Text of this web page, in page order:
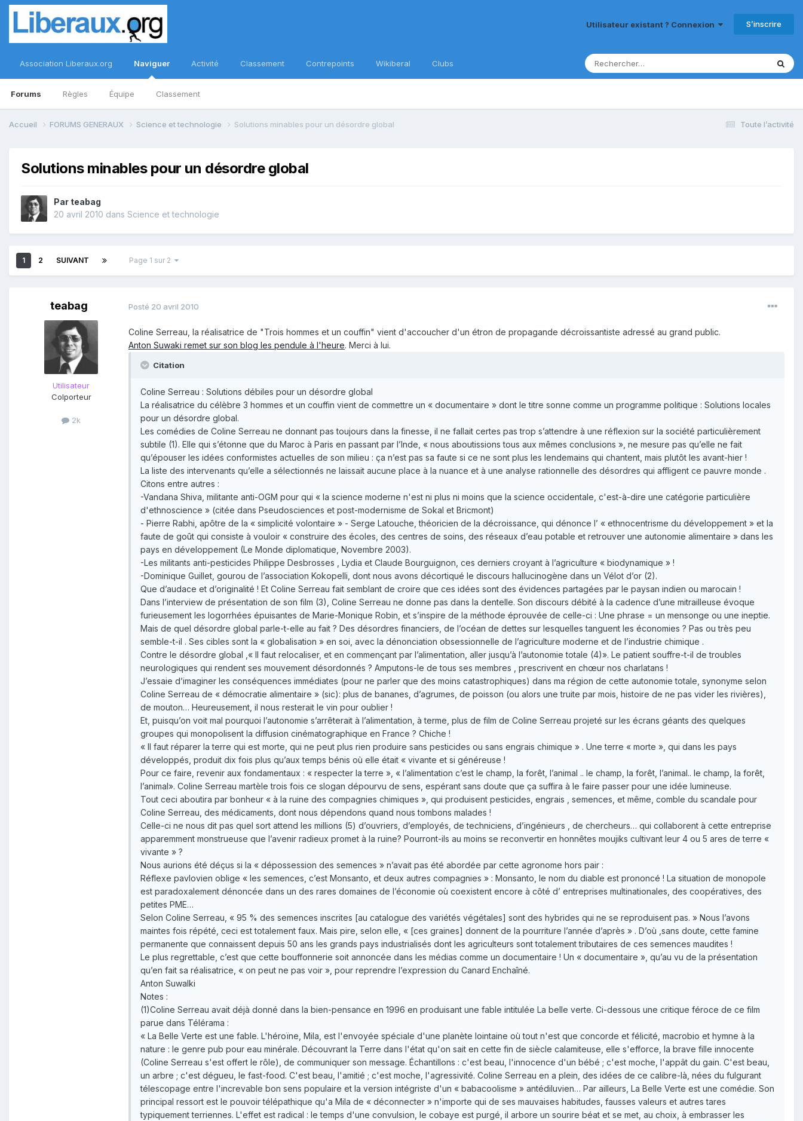
Utilisateur existant ? Connexion S’inscrire
Association Liberaux.org Naviguer
Forums Règles Équipe Classement
Activité Classement Contrepoints Wikiberal Clubs
Toute l’activité
Accueil FORUMS GENERAUX Science et technologie Solutions minables pour un désordre global
Solutions minables pour un désordre global
Par teabag
20 avril 2010 dans Science et technologie
1 2 SUIVANT Page 1 sur 2
teabag
Utilisateur
Colporteur
2k
Posté 20 avril 2010
Coline Serreau, la réalisatrice de "Trois hommes et un couffin" vient d'accoucher d'un étron de propagande décroissantiste adressé au grand public.
Anton Suwaki remet sur son blog les pendule à l'heure. Merci à lui.
Citation
Coline Serreau : Solutions débiles pour un désordre global
La réalisatrice du célèbre 3 hommes et un couffin vient de commettre un « documentaire » dont le titre sonne comme un programme politique : Solutions locales
pour un désordre global.
Les comédies de Coline Serreau ne donnant pas toujours dans la finesse, il ne fallait certes pas trop s’attendre à une réflexion sur la société particulièrement
subtile (1). Elle qui s’étonne que du Maroc à Paris en passant par l’Inde, « nous aboutissions tous aux mêmes conclusions », ne mesure pas qu’elle ne fait
qu’épouser les idées conformistes actuelles de son milieu : ça n’est pas sa faute si ce ne sont plus les lendemains qui chantent, mais plutôt les avant-hier !
La liste des intervenants qu’elle a sélectionnés ne laissait aucune place à la nuance et à une analyse rationnelle des désordres qui affligent ce pauvre monde .
Citons entre autres :
-Vandana Shiva, militante anti-OGM pour qui « la science moderne n'est ni plus ni moins que la science occidentale, c'est-à-dire une catégorie particulière
d'ethnoscience » (citée dans Pseudosciences et post-modernisme de Sokal et Bricmont)
- Pierre Rabhi, apôtre de la « simplicité volontaire » - Serge Latouche, théoricien de la décroissance, qui dénonce l’ « ethnocentrisme du développement » et la
faute de goût qui consiste à vouloir « construire des écoles, des centres de soins, des réseaux d’eau potable et retrouver une autonomie alimentaire » dans les
pays en développement (Le Monde diplomatique, Novembre 2003).
-Les militants anti-pesticides Philippe Desbrosses , Lydia et Claude Bourguignon, ces derniers croyant à l’agriculture « biodynamique » !
-Dominique Guillet, gourou de l’association Kokopelli, dont nous avons décortiqué le discours hallucinogène dans un Vélot d’or (2).
Que d’audace et d’originalité ! Et Coline Serreau fait semblant de croire que ces idées sont des évidences partagées par le paysan indien ou marocain !
Dans l’interview de présentation de son film (3), Coline Serreau ne donne pas dans la dentelle. Son discours débité à la cadence d’une mitrailleuse évoque
furieusement les logorrhées épuisantes de Marie-Monique Robin, et s’inspire de la méthode éprouvée de celle-ci : Une phrase = un mensonge ou une ineptie.
Mais de quel désordre global parle-t-elle au fait ? Des désordres financiers, de l’océan de dettes sur lesquelles tanguent les économies ? Pas ou très peu
semble-t-il . Ses cibles sont la « globalisation » en soi, avec la dénonciation obsessionnelle de l’agriculture moderne et de l’industrie chimique .
Contre le désordre global ,« Il faut relocaliser, et en commençant par l’alimentation, aller jusqu’à l’autonomie totale (4)». Le patient souffre-t-il de troubles
neurologiques qui rendent ses mouvement désordonnés ? Amputons-le de tous ses membres , prescrivent en chœur nos charlatans !
J’essaie d’imaginer les conséquences immédiates (pour ne parler que des moins catastrophiques) dans ma région de cette autonomie totale, synonyme selon
Coline Serreau de « démocratie alimentaire » (sic): plus de bananes, d’agrumes, de poisson (ou alors une truite par mois, histoire de ne pas vider les rivières),
de mouton… Heureusement, il nous resterait le vin pour oublier !
Et, puisqu’on voit mal pourquoi l’autonomie s’arrêterait à l’alimentation, à terme, plus de film de Coline Serreau projeté sur les écrans géants des quelques
groupes qui monopolisent la diffusion cinématographique en France ? Chiche !
« Il faut réparer la terre qui est morte, qui ne peut plus rien produire sans pesticides ou sans engrais chimique » . Une terre « morte », qui dans les pays
développés, produit dix fois plus qu’aux temps bénis où elle était « vivante et si généreuse !
Pour ce faire, revenir aux fondamentaux : « respecter la terre », « l’alimentation c’est le champ, la forêt, l’animal .. le champ, la forêt, l’animal.. le champ, la forêt,
l’animal». Coline Serreau martèle trois fois ce slogan dépourvu de sens, espérant sans doute que ça suffira à le faire passer pour une idée lumineuse.
Tout ceci aboutira par bonheur « à la ruine des compagnies chimiques », qui produisent pesticides, engrais , semences, et même, comble du scandale pour
Coline Serreau, des médicaments, dont nous dépendons quand nous tombons malades !
Celle-ci ne nous dit pas quel sort attend les millions (5) d’ouvriers, d’employés, de techniciens, d’ingénieurs , de chercheurs… qui collaborent à cette entreprise
apparemment monstrueuse que l’avenir radieux promet à la ruine? Pourront-ils au moins se reconvertir en honnêtes moujiks cultivant leur 4 ou 5 ares de terre «
vivante » ?
Nous aurions été déçus si la « dépossession des semences » n’avait pas été abordée par cette agronome hors pair :
Réflexe pavlovien oblige « les semences, c’est Monsanto, et deux autres compagnies » : Monsanto, le nom du diable est prononcé ! La situation de monopole
est paradoxalement dénoncée dans un des rares domaines de l’économie où coexistent encore à côté d’ entreprises multinationales, des coopératives, des
petites PME…
Selon Coline Serreau, « 95 % des semences inscrites [au catalogue des variétés végétales] sont des hybrides qui ne se reproduisent pas. » Nous l’avons
maintes fois répété, ceci est totalement faux. Mais pire, selon elle, « [ces graines] donnent de la pourriture l’année d’après » . D’où ,sans doute, cette famine
permanente que connaissent depuis 50 ans les grands pays industrialisés dont les agriculteurs sont totalement tributaires de ces semences maudites !
Le plus regrettable, c’est que cette bouffonnerie soit annoncée dans les médias comme un documentaire ! Un « documentaire », qu’au vu de la présentation
qu’en fait sa réalisatrice, « on peut ne pas voir », pour reprendre l’expression du Canard Enchaîné.
Anton Suwalki
Notes :
(1)Coline Serreau avait déjà donné dans la bien-pensance en 1996 en produisant une fable intitulée La belle verte. Ci-dessous une critique féroce de ce film
parue dans Télérama :
« La Belle Verte est une fable. L'héroïne, Mila, est l'envoyée spéciale d'une planète lointaine où tout n'est que concorde et félicité, macrobio et hymne à la
nature : le genre pub pour eau minérale. Découvrant la Terre dans l'état qu'on sait en cette fin de siècle calamiteuse, elle s'efforce, la brave fille innocente
(Coline Serreau s'est offert le rôle), de communiquer son message. Échantillons : c'est beau, l'innocence d'un bébé ; c'est moche, l'appât du gain. C'est beau,
un arbre ; c'est dégueu, le fast-food. C'est beau, l'amitié ; c'est moche, l'agressivité. Coline Serreau en a plein, des idées de ce calibre-là, nées du fulgurant
télescopage entre l'increvable bon sens populaire et la version intégriste d'un « babacoolisme » antédiluvien… Par ailleurs, La Belle Verte est une comédie. Son
principal ressort est le pouvoir télépathique qu'a Mila de « déconnecter » n'importe qui de ses mauvaises habitudes, fausses valeurs et autres tares
typiquement terriennes. L'effet est radical : le temps d'une convulsion, le cobaye est purgé, il arbore un sourire béat et se met, au choix, à embrasser les